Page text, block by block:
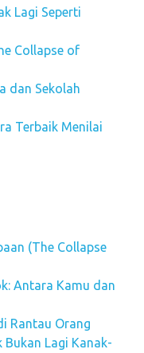
Lagi Seperti
Collapse of
dan Sekolah
Terbaik Menilai
(The Collapse
Antara Kamu dan
Rantau Orang
Bukan Lagi Kanak-